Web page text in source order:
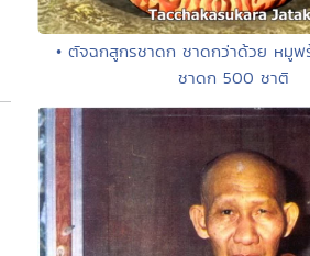
• ตัจฉกสูกรชาดก ชาดกว่าด้วย หมูพ
ชาดก 500 ชาติ